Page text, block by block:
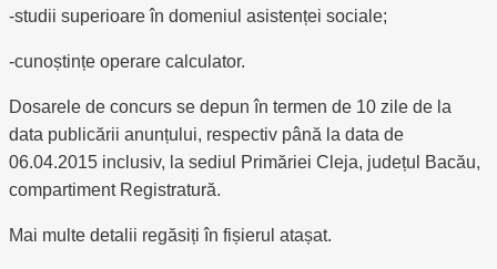
-studii superioare în domeniul asistenței sociale;
-cunoștințe operare calculator.
Dosarele de concurs se depun în termen de 10 zile de la
data publicării anunțului, respectiv până la data de
06.04.2015 inclusiv, la sediul Primăriei Cleja, județul Bacău,
compartiment Registratură.
Mai multe detalii regăsiți în fișierul atașat.